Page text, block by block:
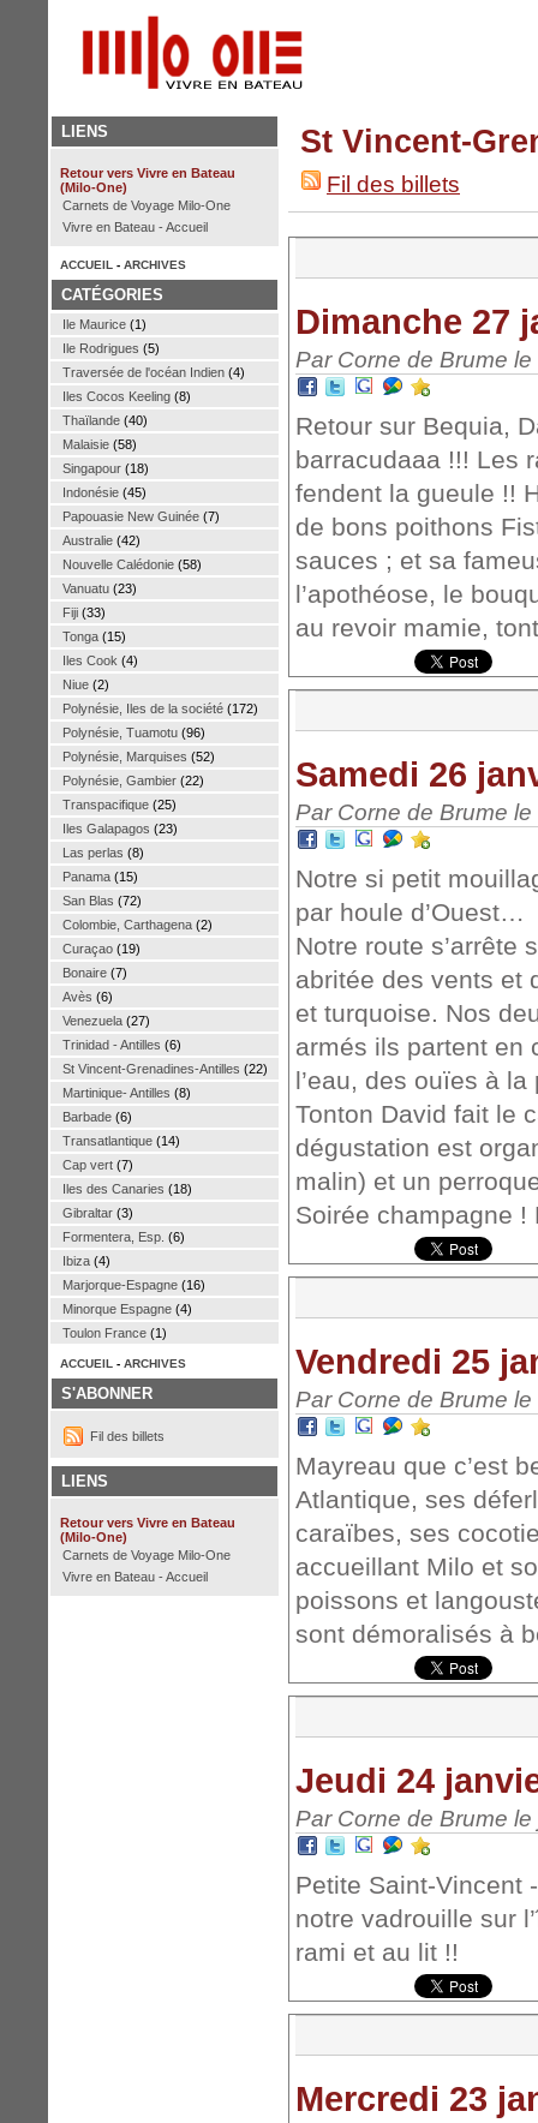
St Vincent-
Fil des billets
Dimanche 27
Par Corne de Brume
Retour sur Bequia,
barracudaaa !!! Les
fendent la gueule !!
de bons poithons
sauces ; et sa
l’apothéose, le
au revoir mamie,
Samedi 26
Par Corne de Brume
Notre si petit
par houle d’Ouest…
Notre route s’arrête
abritée des vents et
et turquoise. Nos
armés ils partent en
l’eau, des ouïes à
Tonton David fait le
dégustation est
malin) et un
Soirée champagne
Vendredi 25
Par Corne de Brume
Mayreau que c’est
Atlantique, ses
caraïbes, ses
accueillant Milo et
poissons et
sont démoralisés à
Jeudi 24
Par Corne de Brume
Petite Saint-Vincent
notre vadrouille sur
rami et au lit !!
Mercredi 23
LIENS
Retour vers Vivre en Bateau
(Milo-One)
Carnets de Voyage Milo-One
Vivre en Bateau - Accueil
ACCUEIL - ARCHIVES
CATÉGORIES
Ile Maurice (1)
Ile Rodrigues (5)
Traversée de l'océan Indien (4)
Iles Cocos Keeling (8)
Thaïlande (40)
Malaisie (58)
Singapour (18)
Indonésie (45)
Papouasie New Guinée (7)
Australie (42)
Nouvelle Calédonie (58)
Vanuatu (23)
Fiji (33)
Tonga (15)
Iles Cook (4)
Niue (2)
Polynésie, Iles de la société (172)
Polynésie, Tuamotu (96)
Polynésie, Marquises (52)
Polynésie, Gambier (22)
Transpacifique (25)
Iles Galapagos (23)
Las perlas (8)
Panama (15)
San Blas (72)
Colombie, Carthagena (2)
Curaçao (19)
Bonaire (7)
Avès (6)
Venezuela (27)
Trinidad - Antilles (6)
St Vincent-Grenadines-Antilles (22)
Martinique- Antilles (8)
Barbade (6)
Transatlantique (14)
Cap vert (7)
Iles des Canaries (18)
Gibraltar (3)
Formentera, Esp. (6)
Ibiza (4)
Marjorque-Espagne (16)
Minorque Espagne (4)
Toulon France (1)
ACCUEIL - ARCHIVES
S'ABONNER
Fil des billets
LIENS
Retour vers Vivre en Bateau
(Milo-One)
Carnets de Voyage Milo-One
Vivre en Bateau - Accueil